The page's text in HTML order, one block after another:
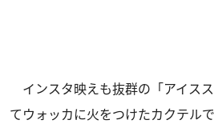
インスタ映えも抜群の「アイス
てウォッカに火をつけたカクテル